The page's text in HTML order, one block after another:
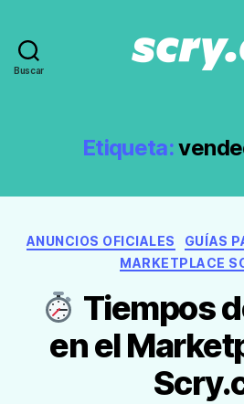
Buscar
de
Etiqueta:
ANUNCIOS OFICIALES
GUÍAS
MARKETPLACE
Tiempos
en el